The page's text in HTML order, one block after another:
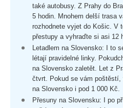
také autobusy. Z Prahy do
5 hodin. Mnohem delší trasa
rozhodnete vyjet do Košic. V
přestupy a vyhraďte si asi 12
Letadlem na Slovensko: I to
létají pravidelné linky.
na Slovensko zaletět. Let z
čtvrt. Pokud se vám
na Slovensko i pod 1 000 Kč.
Přesuny na Slovensku: I po